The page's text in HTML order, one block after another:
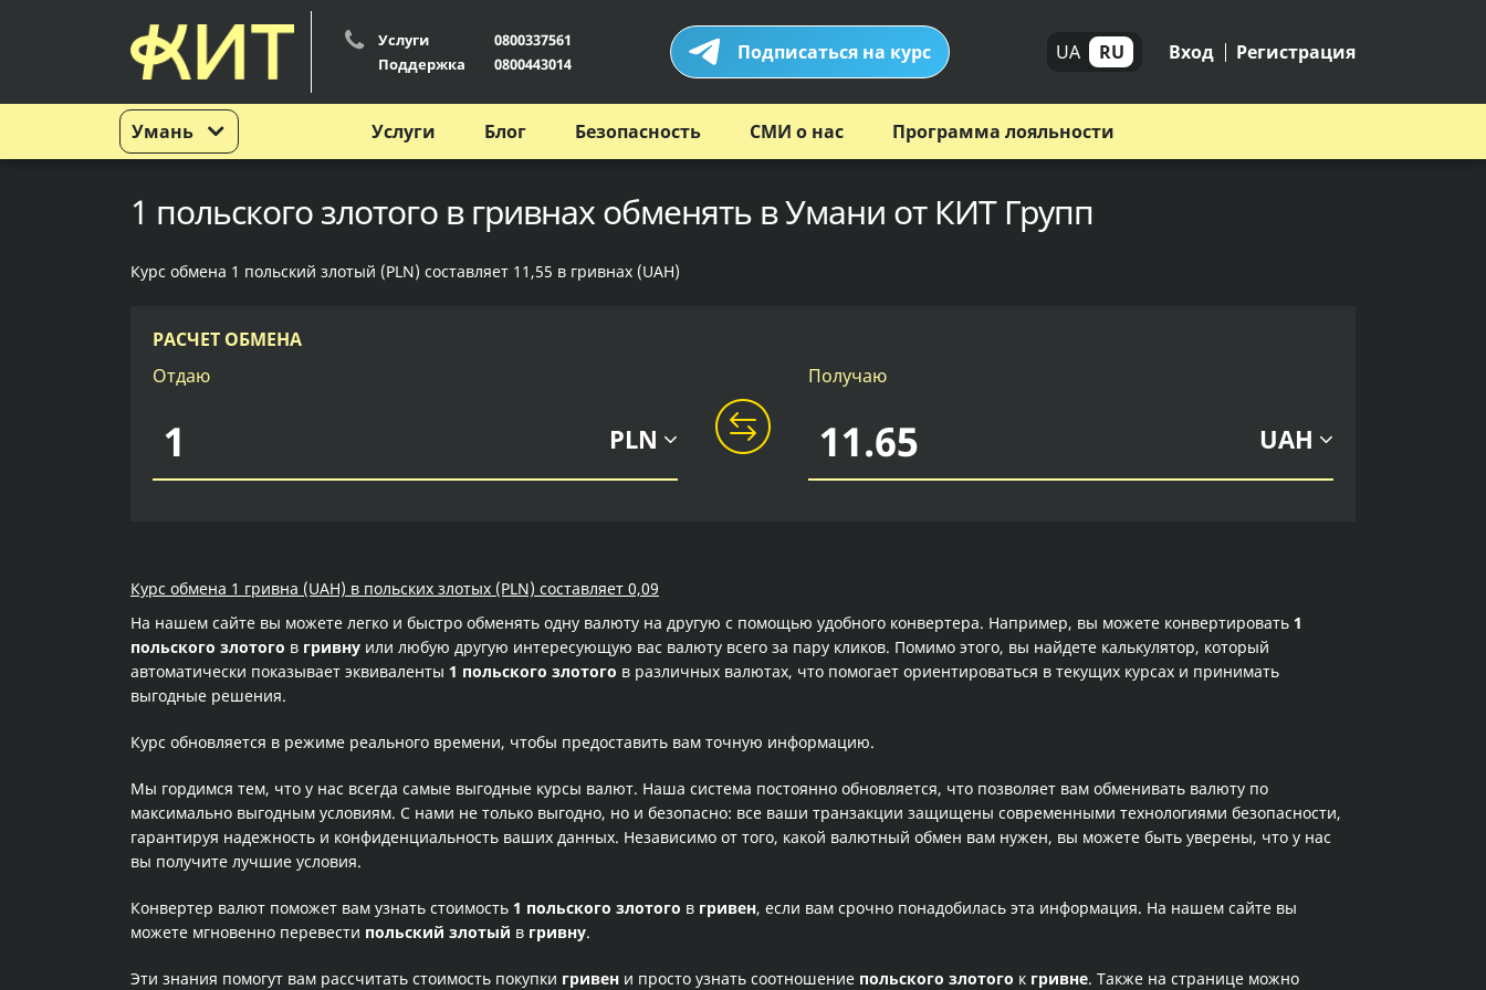
Умань
Услуги
0800337561
Поддержка
0800443014 Подписаться на курс UA RU Вход Регистрация
Услуги Блог Безопасность СМИ о нас Программа лояльности
1 польского злотого в гривнах обменять в Умани от КИТ Групп
Курс обмена 1 польский злотый (PLN) составляет 11,55 в гривнах (UAH)
РАСЧЕТ ОБМЕНА
Отдаю
PLN
Получаю
UAH
Курс обмена 1 гривна (UAH) в польских злотых (PLN) составляет 0,09
На нашем сайте вы можете легко и быстро обменять одну валюту на другую с помощью удобного конвертера. Например, вы можете конвертировать 1
польского злотого в гривну или любую другую интересующую вас валюту всего за пару кликов. Помимо этого, вы найдете калькулятор, который
автоматически показывает эквиваленты 1 польского злотого в различных валютах, что помогает ориентироваться в текущих курсах и принимать
выгодные решения.
Курс обновляется в режиме реального времени, чтобы предоставить вам точную информацию.
Мы гордимся тем, что у нас всегда самые выгодные курсы валют. Наша система постоянно обновляется, что позволяет вам обменивать валюту по
максимально выгодным условиям. С нами не только выгодно, но и безопасно: все ваши транзакции защищены современными технологиями безопасности,
гарантируя надежность и конфиденциальность ваших данных. Независимо от того, какой валютный обмен вам нужен, вы можете быть уверены, что у нас
вы получите лучшие условия.
Конвертер валют поможет вам узнать стоимость 1 польского злотого в гривен, если вам срочно понадобилась эта информация. На нашем сайте вы
можете мгновенно перевести польский злотый в гривну.
Эти знания помогут вам рассчитать стоимость покупки гривен и просто узнать соотношение польского злотого к гривне. Также на странице можно